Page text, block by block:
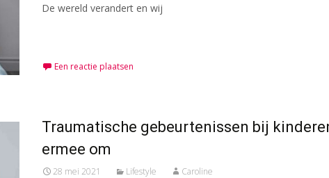
De wereld verandert en wij
Een reactie plaatsen
Traumatische gebeurtenissen bij
ermee om
28 mei 2021 Lifestyle Caroline